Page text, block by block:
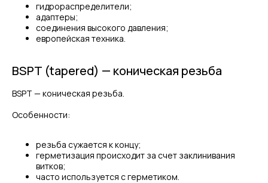
гидрораспределители;
адаптеры;
соединения высокого давления;
европейская техника.
BSPT (tapered) — коническая резьба
BSPT — коническая резьба.
Особенности:
резьба сужается к концу;
герметизация происходит за счет заклинивания
витков;
часто используется с герметиком.